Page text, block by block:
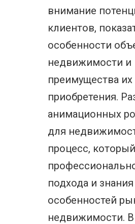
внимание
клиентов,
особенности
недвижимости и
преимущества их
приобретения.
анимационных
для
процесс,
подхода и знания
особенностей
недвижимости. В